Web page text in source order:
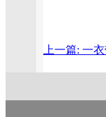
上一篇: 一